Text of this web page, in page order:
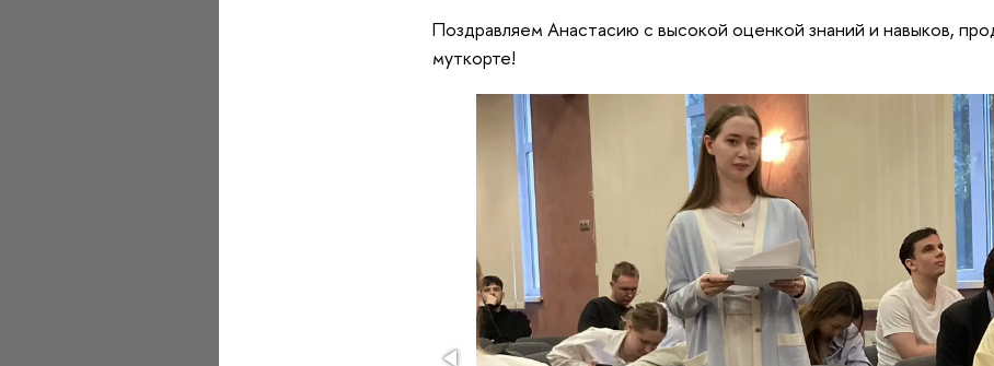
Поздравляем Анастасию с высокой оценкой знаний и навыков,
муткорте!